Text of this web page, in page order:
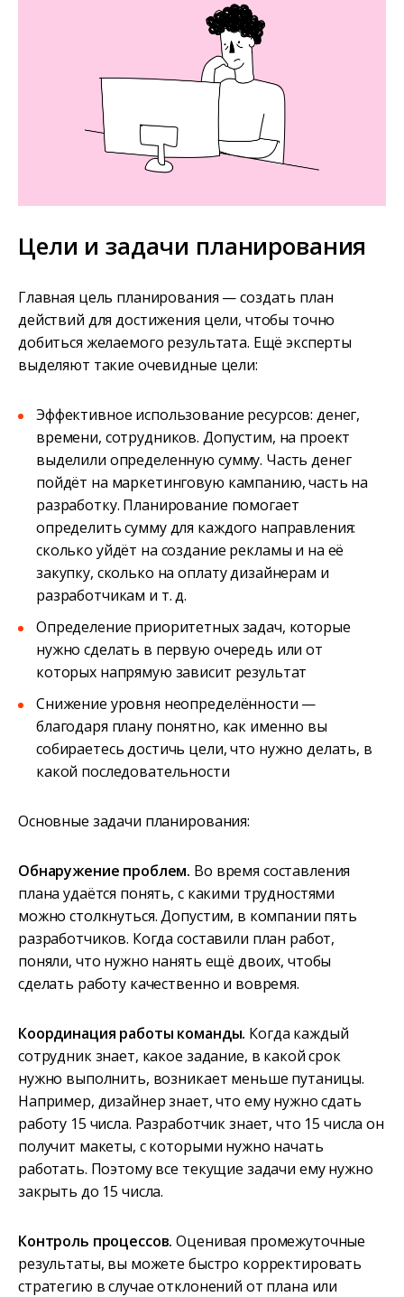
Цели и задачи планирования
Главная цель планирования — создать план
действий для достижения цели, чтобы точно
добиться желаемого результата. Ещё эксперты
выделяют такие очевидные цели:
Эффективное использование ресурсов: денег,
времени, сотрудников. Допустим, на проект
выделили определенную сумму. Часть денег
пойдёт на маркетинговую кампанию, часть на
разработку. Планирование помогает
определить сумму для каждого направления:
сколько уйдёт на создание рекламы и на её
закупку, сколько на оплату дизайнерам и
разработчикам и т. д.
Определение приоритетных задач, которые
нужно сделать в первую очередь или от
которых напрямую зависит результат
Снижение уровня неопределённости —
благодаря плану понятно, как именно вы
собираетесь достичь цели, что нужно делать, в
какой последовательности
Основные задачи планирования:
Обнаружение проблем. Во время составления
плана удаётся понять, с какими трудностями
можно столкнуться. Допустим, в компании пять
разработчиков. Когда составили план работ,
поняли, что нужно нанять ещё двоих, чтобы
сделать работу качественно и вовремя.
Координация работы команды. Когда каждый
сотрудник знает, какое задание, в какой срок
нужно выполнить, возникает меньше путаницы.
Например, дизайнер знает, что ему нужно сдать
работу 15 числа. Разработчик знает, что 15 числа он
получит макеты, с которыми нужно начать
работать. Поэтому все текущие задачи ему нужно
закрыть до 15 числа.
Контроль процессов. Оценивая промежуточные
результаты, вы можете быстро корректировать
стратегию в случае отклонений от плана или